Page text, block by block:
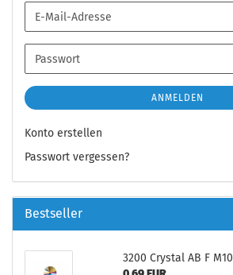
E-
Mail-
Adresse
Passwort
ANMELDEN
Konto erstellen
Passwort vergessen?
Bestseller
3200 Crystal AB F